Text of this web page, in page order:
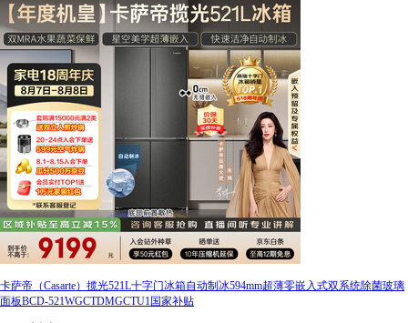
卡萨帝（Casarte）揽光521L十字门冰箱自动制冰594mm超薄零嵌入式双系统除菌玻璃
面板BCD-521WGCTDMGCTU1国家补贴